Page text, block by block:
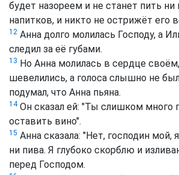
будет назореем и не станет пить ни
напитков, и никто не острижёт его
12 Анна долго молилась Господу, а
следил за её губами.
13 Но Анна молилась в сердце
шевелились, а голоса слышно не
подумал, что Анна пьяна.
14Он сказал ей: "Ты слишком много
оставить вино".
15 Анна сказала: "Нет, господин мой,
ни пива. Я глубоко скорблю и
перед Господом.